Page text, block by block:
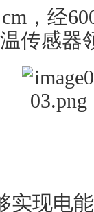
，经
温传感
实现电